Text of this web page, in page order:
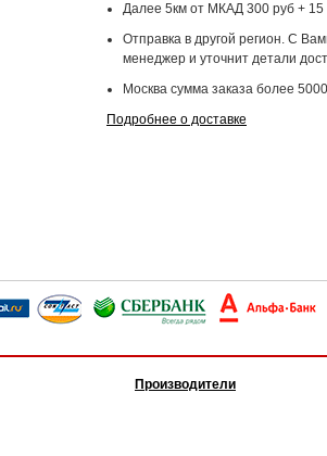
Далее 5км от МКАД 300 руб + 15
Отправка в другой регион. С
менеджер и уточнит детали
Москва сумма заказа более
Подробнее о доставке
Производители